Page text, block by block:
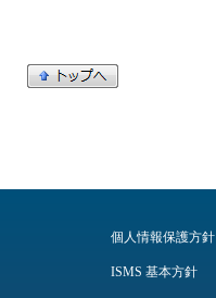
個人情報保護方針
ISMS 基本方針